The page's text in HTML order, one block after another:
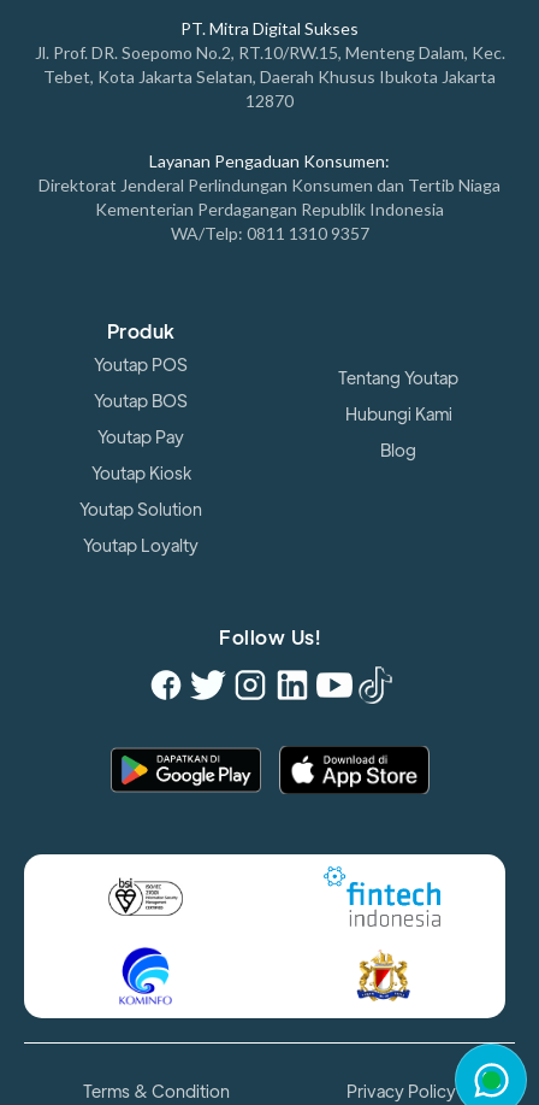
PT. Mitra Digital Sukses
Jl. Prof. DR. Soepomo No.2, RT.10/RW.15, Menteng Dalam, Kec.
Tebet, Kota Jakarta Selatan, Daerah Khusus Ibukota Jakarta
12870
Layanan Pengaduan Konsumen:
Direktorat Jenderal Perlindungan Konsumen dan Tertib Niaga
Kementerian Perdagangan Republik Indonesia
WA/Telp: 0811 1310 9357
Produk
Youtap POS
Youtap BOS
Youtap Pay
Youtap Kiosk
Youtap Solution
Youtap Loyalty
Tentang Youtap
Hubungi Kami
Blog
Follow Us!
Terms & Condition Privacy Policy